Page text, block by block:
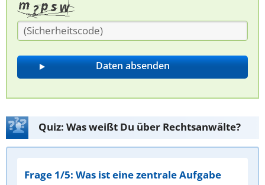
Quiz: Was weißt Du über Rechtsanwälte?
Frage 1/5: Was ist eine zentrale Aufgabe